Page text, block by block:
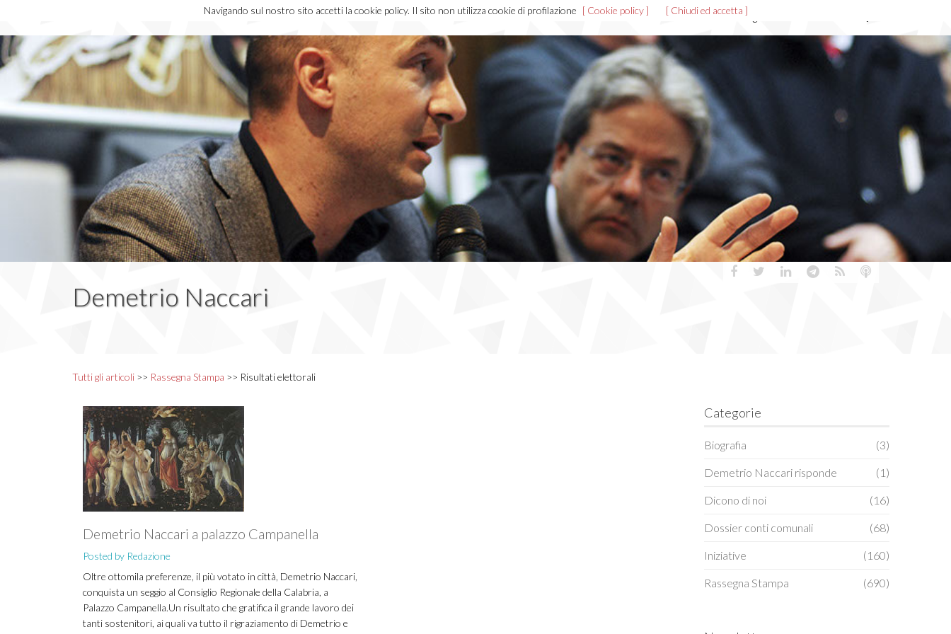
Home Chi sono News ed eventi Allegati
Demetrio Naccari
Tutti gli articoli >> Rassegna Stampa >> Risultati elettorali
Demetrio Naccari a palazzo Campanella
Posted by Redazione
Oltre ottomila preferenze, il più votato in città, Demetrio Naccari,
conquista un seggio al Consiglio Regionale della Calabria, a
Palazzo Campanella.Un risultato che gratifica il grande lavoro dei
tanti sostenitori, ai quali va tutto il rigraziamento di Demetrio e
Categorie
Biografia (3)
Demetrio Naccari risponde (1)
Dicono di noi (16)
Dossier conti comunali (68)
Iniziative (160)
Rassegna Stampa (690)
Navigando sul nostro sito accetti la cookie policy. Il sito non utilizza cookie di profilazione [ Cookie policy ] [ Chiudi ed accetta ]